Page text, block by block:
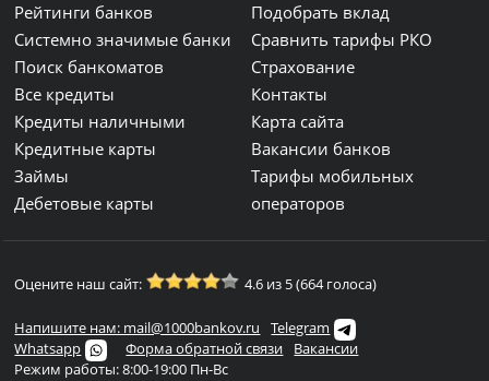
Рейтинги банков
Системно значимые банки
Поиск банкоматов
Все кредиты
Кредиты наличными
Кредитные карты
Займы
Дебетовые карты
Подобрать вклад
Сравнить тарифы РКО
Страхование
Контакты
Карта сайта
Вакансии банков
Тарифы мобильных
операторов
Оцените наш сайт: 4.6 из 5 (664 голоса)
Напишите нам: mail@1000bankov.ru
Telegram
Whatsapp
Форма обратной связи
Вакансии
Режим работы: 8:00-19:00 Пн-Вс